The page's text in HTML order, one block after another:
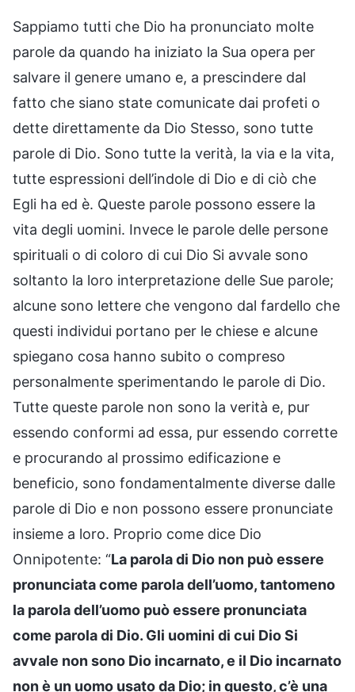
Sappiamo tutti che Dio ha pronunciato molte
parole da quando ha iniziato la Sua opera per
salvare il genere umano e, a prescindere dal
fatto che siano state comunicate dai profeti o
dette direttamente da Dio Stesso, sono tutte
parole di Dio. Sono tutte la verità, la via e la vita,
tutte espressioni dell’indole di Dio e di ciò che
Egli ha ed è. Queste parole possono essere la
vita degli uomini. Invece le parole delle persone
spirituali o di coloro di cui Dio Si avvale sono
soltanto la loro interpretazione delle Sue parole;
alcune sono lettere che vengono dal fardello che
questi individui portano per le chiese e alcune
spiegano cosa hanno subito o compreso
personalmente sperimentando le parole di Dio.
Tutte queste parole non sono la verità e, pur
essendo conformi ad essa, pur essendo corrette
e procurando al prossimo edificazione e
beneficio, sono fondamentalmente diverse dalle
parole di Dio e non possono essere pronunciate
insieme a loro. Proprio come dice Dio
Onnipotente: “La parola di Dio non può essere
pronunciata come parola dell’uomo, tantomeno
la parola dell’uomo può essere pronunciata
come parola di Dio. Gli uomini di cui Dio Si
avvale non sono Dio incarnato, e il Dio incarnato
non è un uomo usato da Dio; in questo, c’è una